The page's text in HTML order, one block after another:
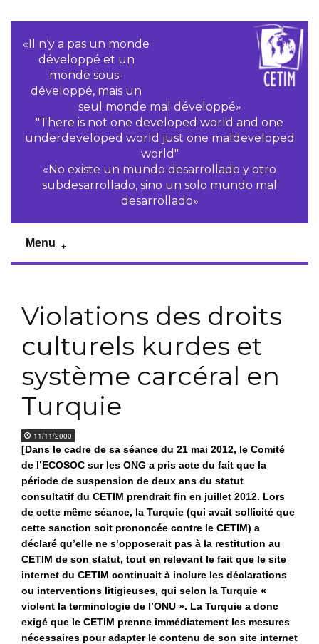
«Il n‘y a pas un monde
développé et un
monde sous-
développé, mais un
seul monde mal développé»
"There is not one developed world and one
underdeveloped world just one maldeveloped
world"
«No existe un mundo desarrollado y otro
subdesarrollado, sino un solo mundo mal
desarrollado»
Menu
Violations des droits
culturels kurdes et
système carcéral en
Turquie
11/11/2000
[Dans le cadre de sa séance du 21 mai 2012, le Comité
de l’ECOSOC sur les ONG a pris acte du fait que la
période de suspension de deux ans du statut
consultatif du CETIM prendrait fin en juillet 2012. Lors
de cette même séance, la Turquie (qui avait sollicité que
cette sanction soit prononcée contre le CETIM) a
déclaré qu’elle ne s’opposerait pas à la restitution au
CETIM de son statut, tout en relevant le fait que le site
internet du CETIM continuait à inclure les déclarations
ou interventions litigieuses, qui selon la Turquie «
violent la terminologie de l’ONU ». La Turquie a donc
exigé que le CETIM prenne immédiatement les mesures
nécessaires pour adapter le contenu de son site internet